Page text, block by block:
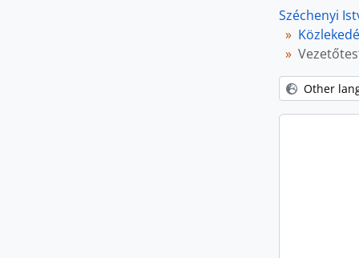
Széchenyi
Other